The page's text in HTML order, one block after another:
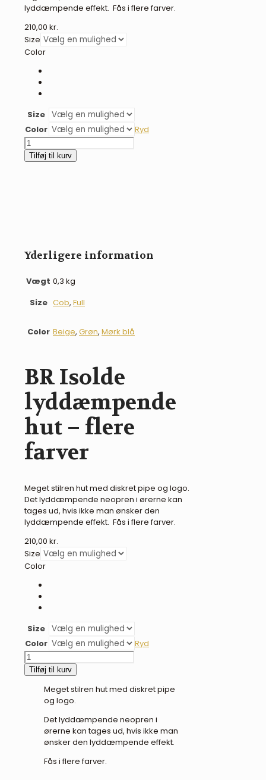
lyddæmpende effekt. Fås i flere farver.
210,00 kr.
Size
Color
Size
Color
Ryd
BR
Isolde
lyddæmpende
Tilføj til kurv
Yderligere information
Vægt 0,3 kg
Size Cob, Full
Color Beige, Grøn, Mørk blå
BR Isolde
lyddæmpende
hut – flere
farver
Meget stilren hut med diskret pipe og logo.
Det lyddæmpende neopren i ørerne kan
tages ud, hvis ikke man ønsker den
lyddæmpende effekt. Fås i flere farver.
210,00 kr.
Size
Color
Size
Color
Ryd
BR
Isolde
lyddæmpende
farver
Tilføj til kurv
Meget stilren hut med diskret pipe
og logo.
Det lyddæmpende neopren i
ørerne kan tages ud, hvis ikke man
ønsker den lyddæmpende effekt.
Fås i flere farver.